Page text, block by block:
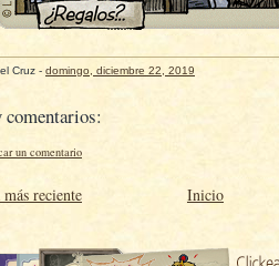
Cruz - domingo, diciembre 22, 2019
comentarios:
un comentario
reciente Inicio